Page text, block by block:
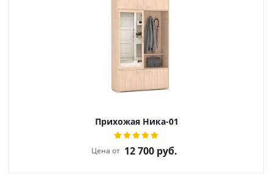
Прихожая Ника-01
Цена от 12 700 руб.